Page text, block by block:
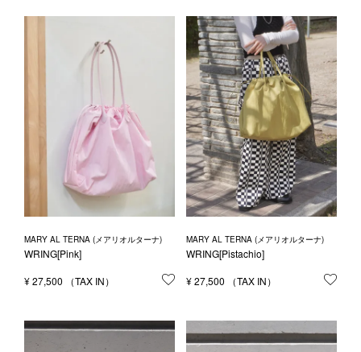
MARY AL TERNA (メアリオルターナ)
WRING[Pink]
¥27,500 お気に入りに登録する
MARY AL TERNA (メアリオルターナ)
WRING[Pistachio]
¥27,500